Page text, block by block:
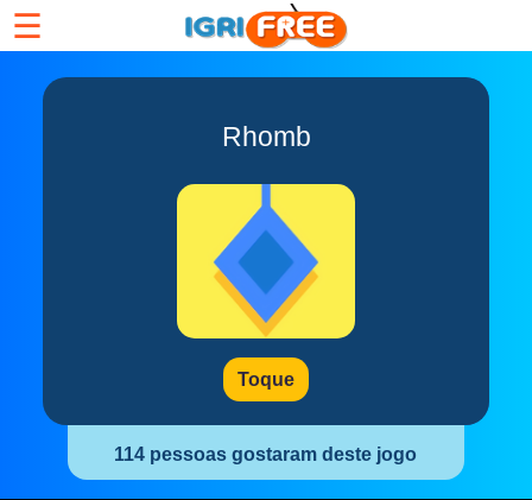
☰
Rhomb
Toque
114 pessoas gostaram deste jogo